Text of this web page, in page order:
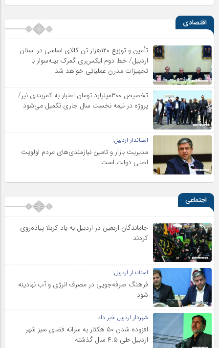
اقتصادی
تأمین و توزیع ۱۲۰هزار تن کالای اساسی در استان
اردبیل/ خط دوم ایکس‌ری گمرک بیله‌سوار با
تجهیزات مدرن عملیاتی خواهد شد
تخصیص ۳۰۰میلیارد تومان اعتبار به کمربندی نیر/
پروژه در نیمه نخست سال جاری تکمیل می‌شود
استاندار اردبیل:
مدیریت بازار و تامین نیازمندی‌های مردم اولویت‌
اصلی دولت است
اجتماعی
جاماندگان اربعین در اردبیل به یاد کربلا پیاده‌روی
کردند
استاندار اردبیل:
فرهنگ صرفه‌جویی در مصرف انرژی و آب نهادینه
شود
شهردار اردبیل خبر داد:
افزوده شدن ۵۰ هکتار به سرانه فضای سبز شهر
اردبیل طی ۴.۵ سال گذشته